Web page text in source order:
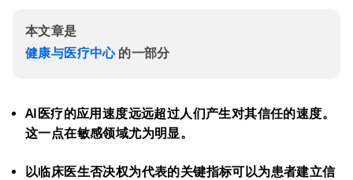
本文章是
健康与医疗中心的一部分
AI医疗的应用速度远远超过人们产生对其信任的速度。
这一点在敏感领域尤为明显。
以临床医生否决权为代表的关键指标可以为患者建立信